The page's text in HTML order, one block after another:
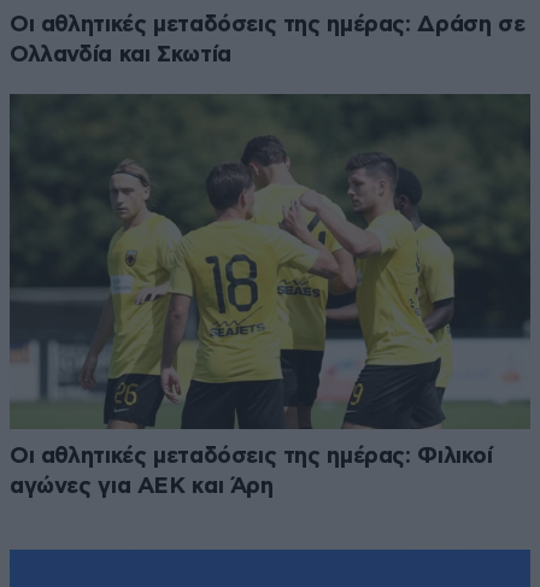
Οι αθλητικές μεταδόσεις της ημέρας: Δράση σε
Ολλανδία και Σκωτία
Οι αθλητικές μεταδόσεις της ημέρας: Φιλικοί
αγώνες για ΑΕΚ και Άρη